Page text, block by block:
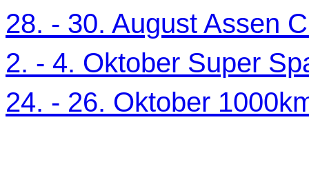
28. - 30. August Assen
2. - 4. Oktober Super
24. - 26. Oktober